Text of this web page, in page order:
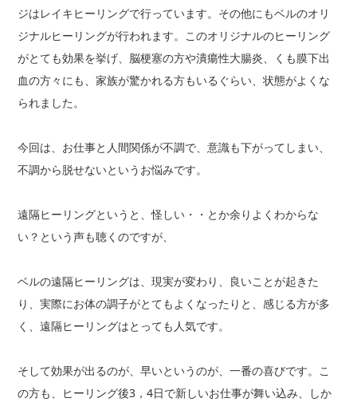
ジはレイキヒーリングで行っています。その他にもベルのオリ
ジナルヒーリングが行われます。このオリジナルのヒーリング
がとても効果を挙げ、脳梗塞の方や潰瘍性大腸炎、くも膜下出
血の方々にも、家族が驚かれる方もいるぐらい、状態がよくな
られました。
今回は、お仕事と人間関係が不調で、意識も下がってしまい、
不調から脱せないというお悩みです。
遠隔ヒーリングというと、怪しい・・とか余りよくわからな
い？という声も聴くのですが、
ベルの遠隔ヒーリングは、現実が変わり、良いことが起きた
り、実際にお体の調子がとてもよくなったりと、感じる方が多
く、遠隔ヒーリングはとっても人気です。
そして効果が出るのが、早いというのが、一番の喜びです。こ
の方も、ヒーリング後3，4日で新しいお仕事が舞い込み、しか